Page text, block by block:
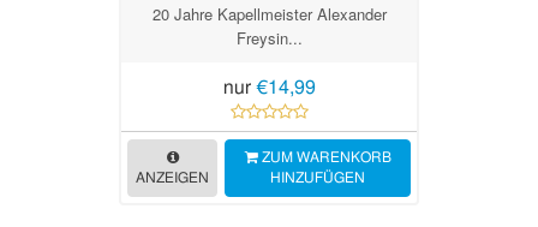
20 Jahre Kapellmeister Alexander
Freysin...
nur €14,99
ANZEIGEN
ZUM WARENKORB
HINZUFÜGEN